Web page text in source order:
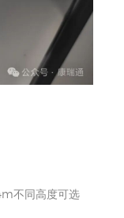
不同高度可选